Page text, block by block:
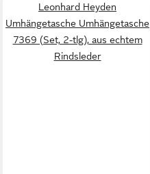
Leonhard Heyden
Umhängetasche Umhängetasche
7369 (Set, 2-tlg), aus echtem
Rindsleder